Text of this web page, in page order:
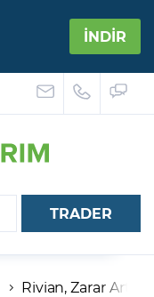
İNDİR
TRADER
Rivian, Zarar